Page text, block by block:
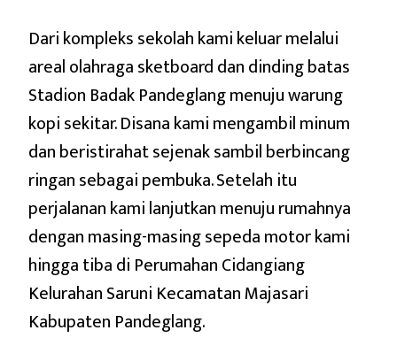
Dari kompleks sekolah kami keluar melalui
areal olahraga sketboard dan dinding batas
Stadion Badak Pandeglang menuju warung
kopi sekitar. Disana kami mengambil minum
dan beristirahat sejenak sambil berbincang
ringan sebagai pembuka. Setelah itu
perjalanan kami lanjutkan menuju rumahnya
dengan masing-masing sepeda motor kami
hingga tiba di Perumahan Cidangiang
Kelurahan Saruni Kecamatan Majasari
Kabupaten Pandeglang.